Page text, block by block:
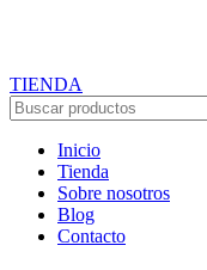
TIENDA
Inicio
Tienda
Sobre nosotros
Blog
Contacto